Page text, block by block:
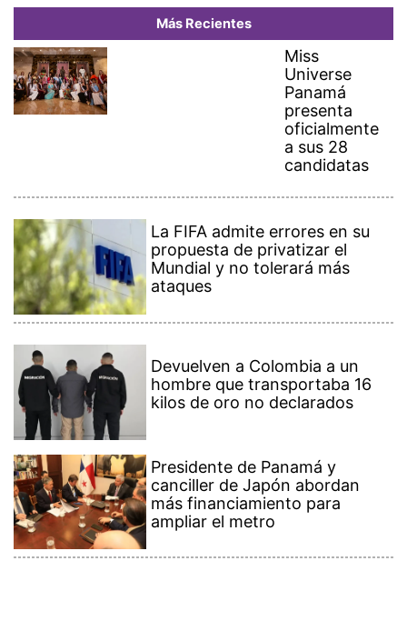
Más Recientes
Miss
Universe
Panamá
presenta
oficialmente
a sus 28
candidatas
La FIFA admite errores en su
propuesta de privatizar el
Mundial y no tolerará más
ataques
Devuelven a Colombia a un
hombre que transportaba 16
kilos de oro no declarados
Presidente de Panamá y
canciller de Japón abordan
más financiamiento para
ampliar el metro